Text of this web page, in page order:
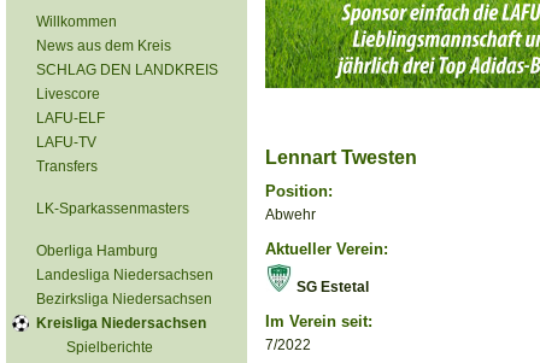
Willkommen
News aus dem Kreis
SCHLAG DEN LANDKREIS
Livescore
LAFU-ELF
LAFU-TV
Transfers
LK-Sparkassenmasters
Oberliga Hamburg
Landesliga Niedersachsen
Bezirksliga Niedersachsen
Kreisliga Niedersachsen
Spielberichte
Lennart Twesten
Position:
Abwehr
Aktueller Verein:
SG Estetal
Im Verein seit:
7/2022